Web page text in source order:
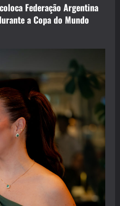
Federação Argentina
a Copa do Mundo